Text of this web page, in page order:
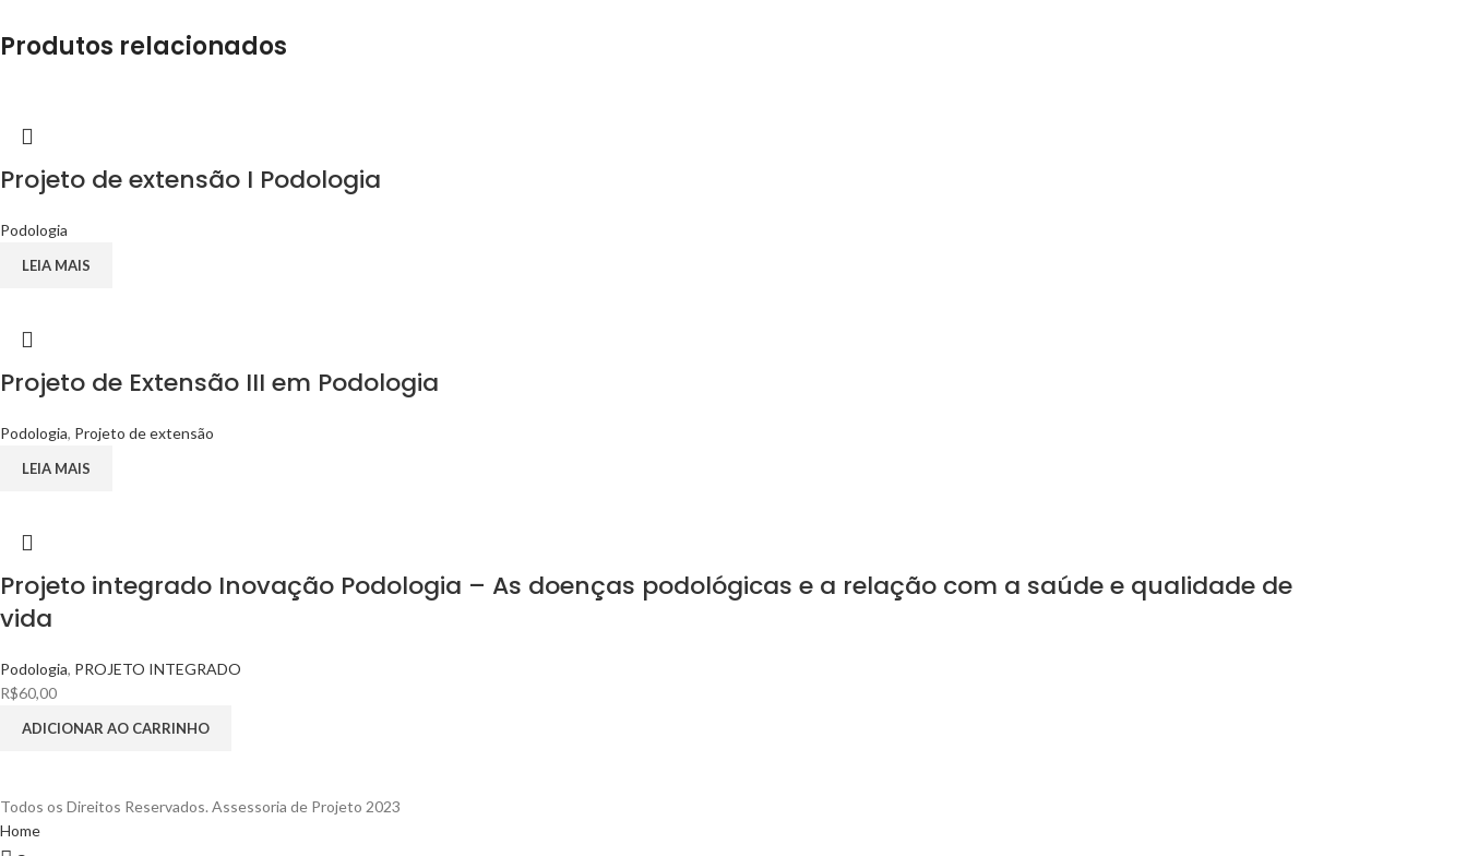
Produtos relacionados
Projeto de extensão I Podologia
Podologia
LEIA MAIS
Projeto de Extensão III em Podologia
Podologia, Projeto de extensão
LEIA MAIS
Projeto integrado Inovação Podologia – As doenças podológicas e a relação com a saúde e qualidade de
vida
Podologia, PROJETO INTEGRADO
R$60,00
ADICIONAR AO CARRINHO
Todos os Direitos Reservados. Assessoria de Projeto 2023
Home